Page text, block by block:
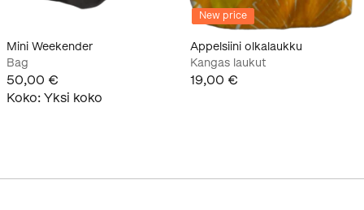
Mini Weekender
Bag
50,00 €
Koko: Yksi koko
New price
Appelsiini olkalaukku
Kangas laukut
19,00 €